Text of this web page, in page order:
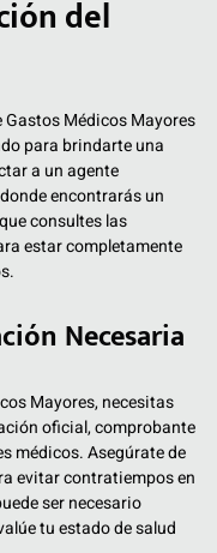
del
Gastos Médicos Mayores
para brindarte una
a un agente
encontrarás un
consultes las
estar completamente
Necesaria
Mayores, necesitas
oficial, comprobante
médicos. Asegúrate de
evitar contratiempos en
ser necesario
tu estado de salud